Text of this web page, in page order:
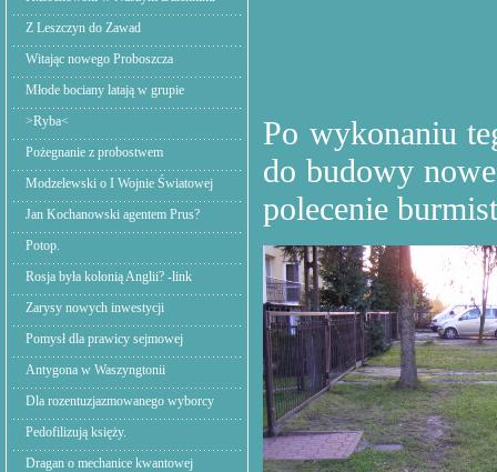
Z Leszczyn do Zawad
Witając nowego Proboszcza
Młode bociany latają w grupie
>Ryba<
Pożegnanie z probostwem
Modzelewski o I Wojnie Światowej
Jan Kochanowski agentem Prus?
Potop.
Rosja była kolonią Anglii? -link
Zarysy nowych inwestycji
Pomysł dla prawicy sejmowej
Antygona w Waszyngtonii
Dla rozentuzjazmowanego wyborcy
Pedofilizują księży.
Dragan o mechanice kwantowej
Po wykonaniu
do budowy
polecenie